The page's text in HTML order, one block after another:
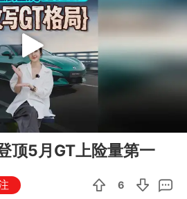
Play
顶5月GT上险量第一
6